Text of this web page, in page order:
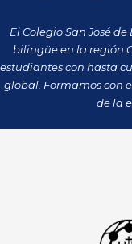
e
b
o
o
t
a
g
r
a
m
El Colegio San José
bilingüe en la región
estudiantes con hasta
global. Formamos con
de la